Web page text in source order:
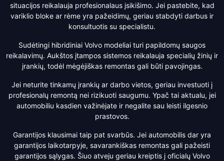
situacijos reikalauja profesionalaus įsikišimo. Jei pastebite, kad
variklio bloke ar rėme yra pažeidimų, geriau stabdyti darbus ir
konsultuotis su specialistu.
Sudėtingi hibridiniai Volvo modeliai turi papildomų saugos
reikalavimų. Aukštos įtampos sistemos reikalauja specialių žinių ir
įrankių, todėl mėgėjiškas remontas gali būti pavojingas.
Jei neturite tinkamų įrankių ar darbo vietos, geriau investuoti į
profesionalų remontą nei rizikuoti saugumu. Ypač tai aktualu, jei
automobiliu kasdien važinėjate ir negalite sau leisti ilgesnio
prastovos.
Garantijos klausimai taip pat svarbūs. Jei automobilis dar yra
garantijos laikotarpyje, savarankiškas remontas gali pažeisti
garantijos sąlygas. Šiuo atveju geriau kreiptis į oficialų Volvo